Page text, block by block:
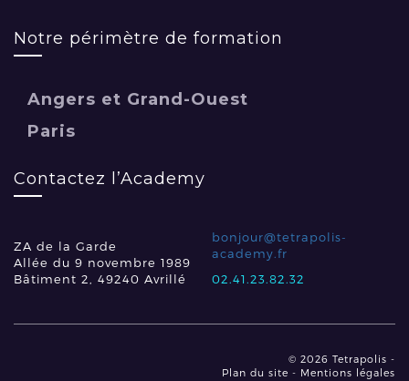
Notre périmètre de formation
Angers et Grand-Ouest
Paris
Contactez l’Academy
ZA de la Garde
Allée du 9 novembre 1989
Bâtiment 2, 49240 Avrillé
bonjour@tetrapolis-
academy.fr
02.41.23.82.32
© 2026 Tetrapolis -
Plan du site
Mentions légales